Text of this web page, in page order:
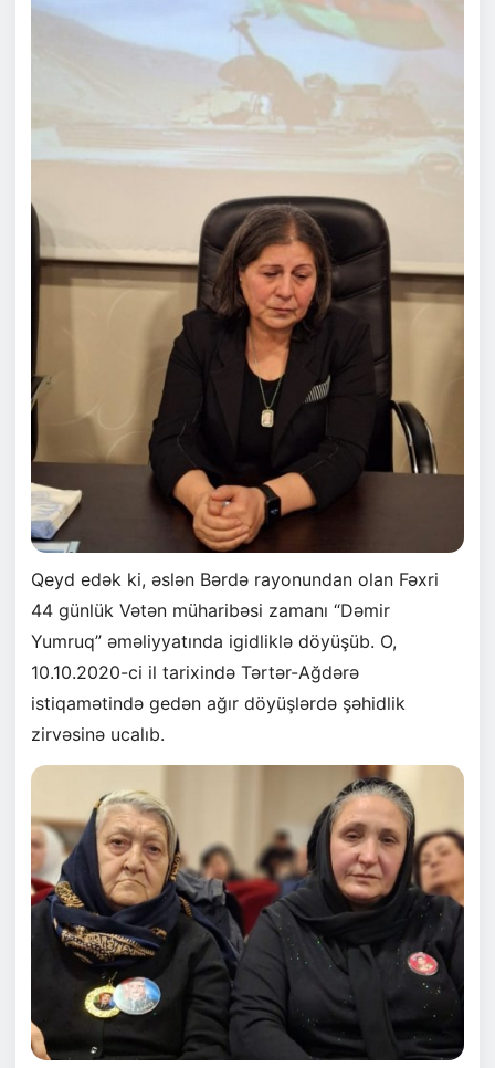
Qeyd edək ki, əslən Bərdə rayonundan olan Fəxri
44 günlük Vətən müharibəsi zamanı “Dəmir
Yumruq” əməliyyatında igidliklə döyüşüb. O,
10.10.2020-ci il tarixində Tərtər-Ağdərə
istiqamətində gedən ağır döyüşlərdə şəhidlik
zirvəsinə ucalıb.